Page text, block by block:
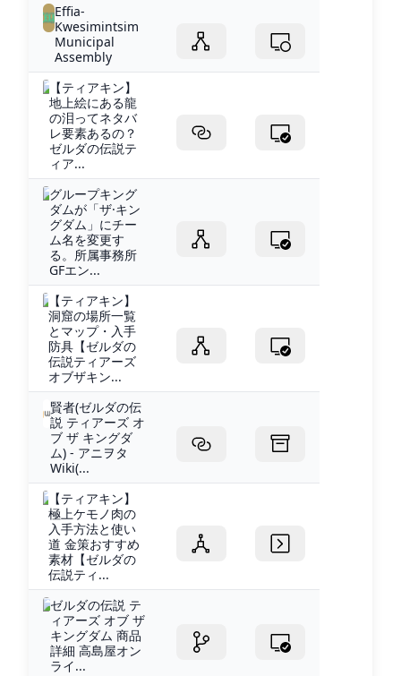
Effia-
Kwesimintsim
Municipal
Assembly
【ティアキン】
地上絵にある龍
の泪ってネタバ
レ要素あるの？
ゼルダの伝説テ
ィア...
グループキング
ダムが「ザ·キン
グダム」にチー
ム名を変更す
る。所属事務所
GFエン...
【ティアキン】
洞窟の場所一覧
とマップ・入手
防具【ゼルダの
伝説ティアーズ
オブザキン...
賢者(ゼルダの伝
説 ティアーズ オ
ブ ザ キングダ
ム) - アニヲタ
Wiki(...
【ティアキン】
極上ケモノ肉の
入手方法と使い
道 金策おすすめ
素材【ゼルダの
伝説ティ...
ゼルダの伝説 テ
ィアーズ オブ ザ
キングダム 商品
詳細 高島屋オン
ライ...